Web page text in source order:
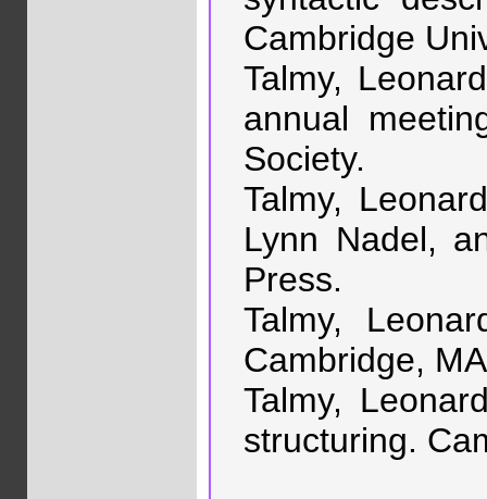
Cambridge
Talmy,
annual
Society.
Talmy,
Lynn Nadel,
Press.
Talmy,
Cambridge,
Talmy,
structuring.